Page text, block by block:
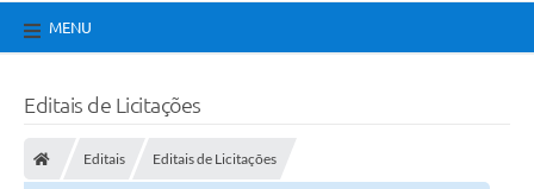
MENU
Editais de Licitações
Editais Editais de Licitações